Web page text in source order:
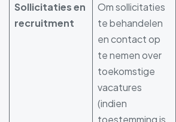
Sollicitaties en
recruitment
Om sollicitaties
te behandelen
en contact op
te nemen over
toekomstige
vacatures
(indien